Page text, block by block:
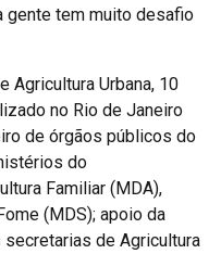
gente tem muito desafio
Agricultura Urbana, 10
no Rio de Janeiro
de órgãos públicos do
do
Familiar (MDA),
(MDS); apoio da
de Agricultura